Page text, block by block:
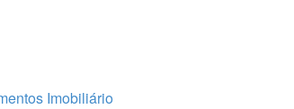
Imobiliário